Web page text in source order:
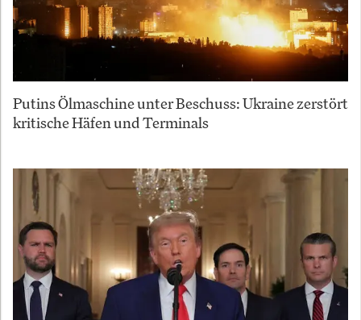
Putins Ölmaschine unter Beschuss: Ukraine zerstört
kritische Häfen und Terminals